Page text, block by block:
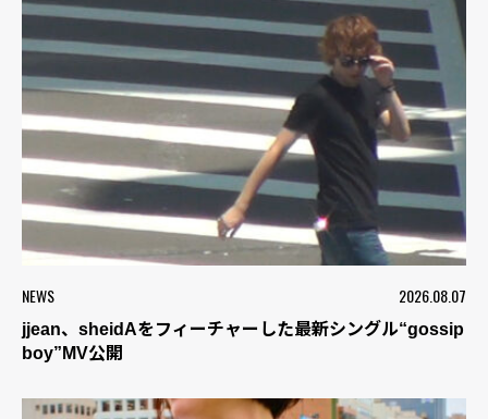
NEWS 2026.08.07
jjean、sheidAをフィーチャーした最新シングル“gossip
boy”MV公開